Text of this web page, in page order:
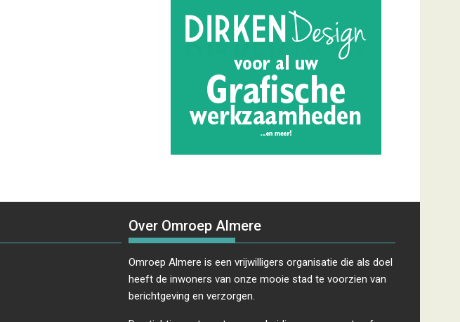
Over Omroep Almere
Omroep Almere is een vrijwilligers organisatie die als doel
heeft de inwoners van onze mooie stad te voorzien van
berichtgeving en verzorgen.